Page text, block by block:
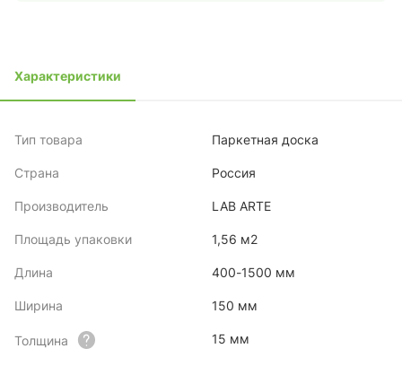
Характеристики
Тип товара Паркетная доска
Страна Россия
Производитель LAB ARTE
Площадь упаковки 1,56 м2
Длина 400-1500 мм
Ширина 150 мм
Толщина 15 мм